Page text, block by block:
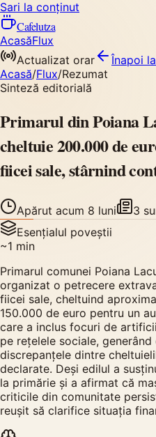
Sari la conținut
Cafelutza
AcasăFlux
Actualizat orar
Înapoi
Acasă/Flux/Rezumat
Sinteză editorială
Primarul din Poiana
cheltuie 200.000 de
fiicei sale, stârnind
Apărut acum 8 luni 3
Esențialul poveștii
~1 min
Primarul comunei Poiana
organizat o petrecere
fiicei sale, cheltuind
150.000 de euro pentru un
care a inclus focuri de
pe rețelele sociale,
discrepanțele dintre
declarate. Deși edilul a
la primărie și a afirmat că
criticile din comunitate
reușit să clarifice situația